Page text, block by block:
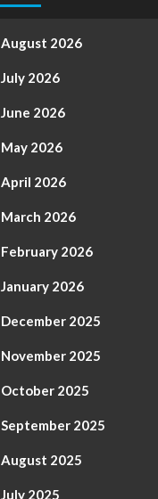
August 2026
July 2026
June 2026
May 2026
April 2026
March 2026
February 2026
January 2026
December 2025
November 2025
October 2025
September 2025
August 2025
July 2025